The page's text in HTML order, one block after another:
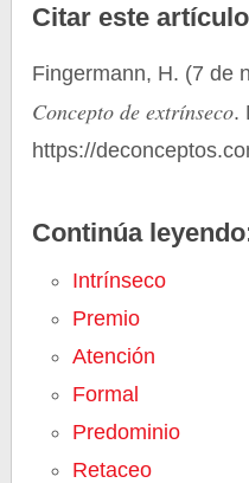
Citar este artículo
Fingermann, H. (7 de
Concepto de extrínseco.
https://
Continúa
Intrínseco
Premio
Atención
Formal
Predominio
Retaceo